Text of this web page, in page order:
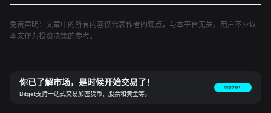
免责声明：文章中的所有内容仅代表作者的观点，与本平台无关。用户不应以
本文作为投资决策的参考。
你已了解市场，是时候开始交易了！
Bitget支持一站式交易加密货币、股票和黄金等。
立即交易！